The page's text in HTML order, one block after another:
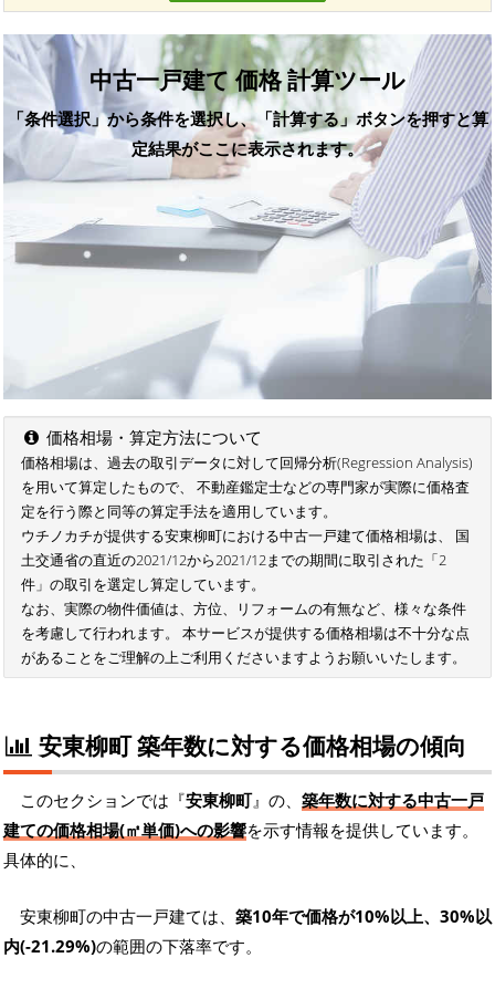
中古一戸建て 価格 計算ツール
「条件選択」から条件を選択し、「計算する」ボタンを押すと算
定結果がここに表示されます。
価格相場・算定方法について
価格相場は、過去の取引データに対して回帰分析(Regression Analysis)
を用いて算定したもので、 不動産鑑定士などの専門家が実際に価格査
定を行う際と同等の算定手法を適用しています。
ウチノカチが提供する安東柳町における中古一戸建て価格相場は、 国
土交通省の直近の2021/12から2021/12までの期間に取引された「2
件」の取引を選定し算定しています。
なお、実際の物件価値は、方位、リフォームの有無など、様々な条件
を考慮して行われます。 本サービスが提供する価格相場は不十分な点
があることをご理解の上ご利用くださいますようお願いいたします。
安東柳町 築年数に対する価格相場の傾向
このセクションでは『安東柳町』の、 築年数に対する中古一戸
建ての価格相場(㎡単価)への影響を示す情報を提供しています。
具体的に、
安東柳町の中古一戸建ては、 築10年で価格が10%以上、30%以
内(-21.29%)の範囲の下落率です。